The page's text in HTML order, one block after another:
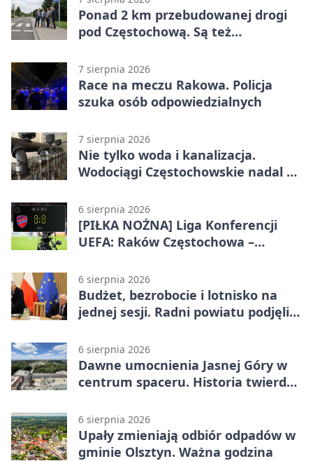
Ponad 2 km przebudowanej drogi
pod Częstochową. Są też
7 sierpnia 2026
Race na meczu Rakowa. Policja
szuka osób odpowiedzialnych
7 sierpnia 2026
Nie tylko woda i kanalizacja.
Wodociągi Częstochowskie nadal w
6 sierpnia 2026
[PIŁKA NOŻNA] Liga Konferencji
UEFA: Raków Częstochowa –
meczu III rundy eliminacji
6 sierpnia 2026
Budżet, bezrobocie i lotnisko na
jednej sesji. Radni powiatu podjęli
6 sierpnia 2026
Dawne umocnienia Jasnej Góry w
centrum spaceru. Historia twierdzy
6 sierpnia 2026
Upały zmieniają odbiór odpadów w
gminie Olsztyn. Ważna godzina